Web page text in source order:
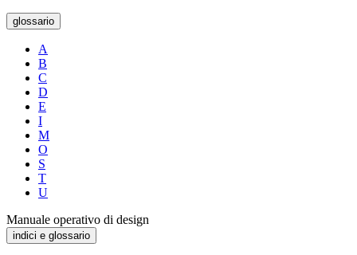
glossario
A
B
C
D
E
I
M
O
S
T
U
Manuale operativo di design
indici e glossario